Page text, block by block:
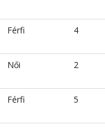
Férfi 4
Női 2
Férfi 5